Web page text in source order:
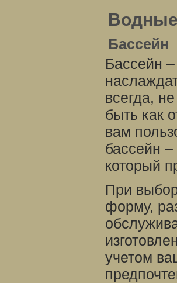
Бассейн
Бассейн
всегда,
быть как
вам
бассейн
который
При
форму,
учетом